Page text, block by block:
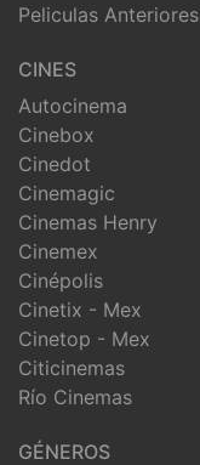
Peliculas Anteriores
CINES
Autocinema
Cinebox
Cinedot
Cinemagic
Cinemas Henry
Cinemex
Cinépolis
Cinetix - Mex
Cinetop - Mex
Citicinemas
Río Cinemas
GÉNEROS